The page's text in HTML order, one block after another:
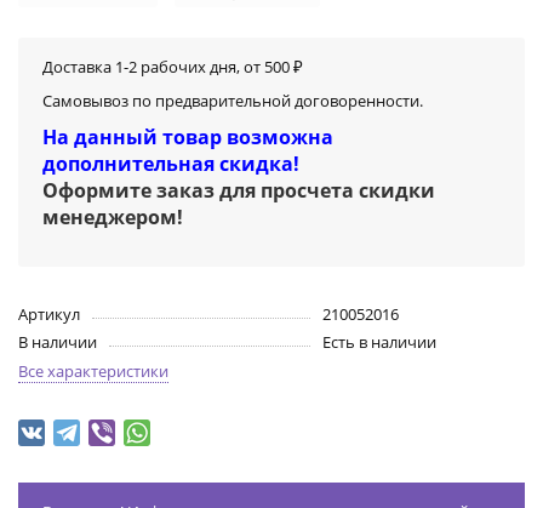
Доставка 1-2 рабочих дня, от 500 ₽
Самовывоз по предварительной договоренности.
На данный товар возможна
дополнительная скидка!
Оформите заказ для просчета скидки
менеджером!
Артикул
210052016
В наличии
Есть в наличии
Все характеристики